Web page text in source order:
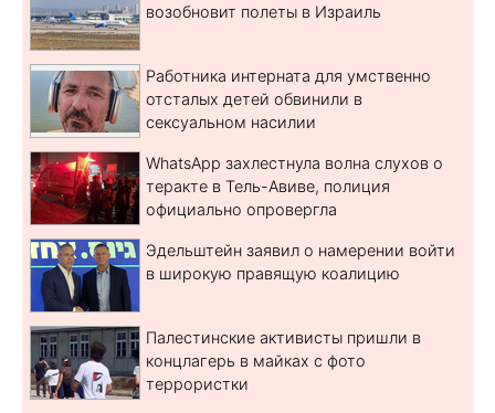
возобновит полеты в Израиль
Работника интерната для умственно
отсталых детей обвинили в
сексуальном насилии
WhatsApp захлестнула волна слухов о
теракте в Тель-Авиве, полиция
официально опровергла
Эдельштейн заявил о намерении войти
в широкую правящую коалицию
Палестинские активисты пришли в
концлагерь в майках с фото
террористки